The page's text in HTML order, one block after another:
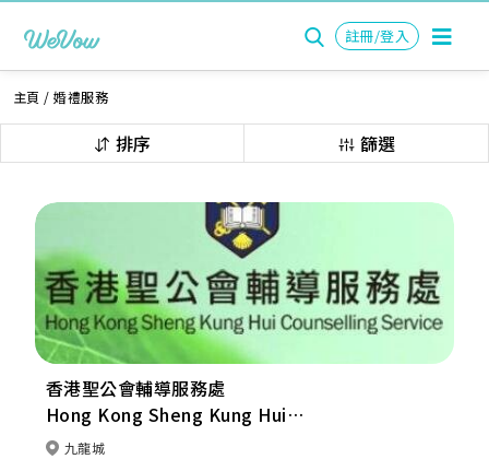
註冊/登入
主頁 /婚禮服務
排序 篩選
香港聖公會輔導服務處
Hong Kong Sheng Kung Hui
Counselling Service
九龍城